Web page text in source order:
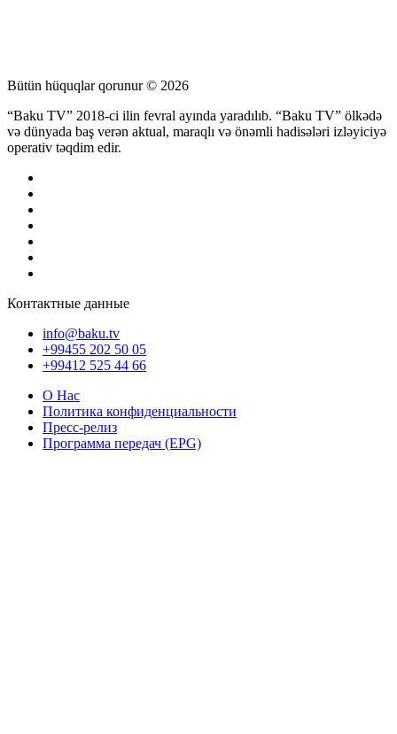
Bütün hüquqlar qorunur © 2026
“Baku TV” 2018-ci ilin fevral ayında yaradılıb. “Baku TV” ölkədə
və dünyada baş verən aktual, maraqlı və önəmli hadisələri izləyiciyə
operativ təqdim edir.
Контактные данные
info@baku.tv
+99455 202 50 05
+99412 525 44 66
О Нас
Политика конфиденциальности
Пресс-релиз
Программа передач (EPG)